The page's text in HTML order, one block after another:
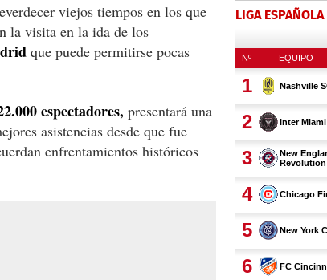
viejos tiempos en los que
la visita en la ida de los
que puede permitirse pocas
espectadores, presentará una
asistencias desde que fue
enfrentamientos históricos
LIGA ESPAÑOLA